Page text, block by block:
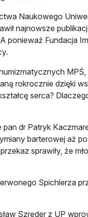
Naukowego
najnowsze
Fundacja
rokrocznie dzięki
serca?
pan dr Patryk
barterowej aż
sprawiły, że
Spichlerza
Szreder z UP